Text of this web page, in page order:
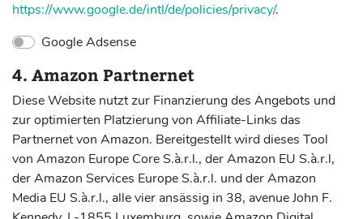
https://www.google.de/intl/de/policies/privacy/.
Google Adsense
4. Amazon Partnernet
Diese Website nutzt zur Finanzierung des Angebots und
zur optimierten Platzierung von Affiliate-Links das
Partnernet von Amazon. Bereitgestellt wird dieses Tool
von Amazon Europe Core S.à.r.l., der Amazon EU S.à.r.l,
der Amazon Services Europe S.à.r.l. und der Amazon
Media EU S.à.r.l., alle vier ansässig in 38, avenue John F.